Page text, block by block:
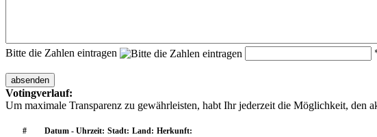
Bitte die Zahlen eintragen
absenden
Votingverlauf:
Um maximale Transparenz zu gewährleisten, habt Ihr jederzeit die Möglichkeit, den
# Datum - Uhrzeit: Stadt: Land: Herkunft: